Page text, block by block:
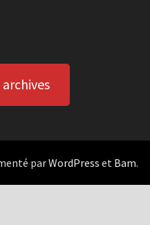
parWordPress et Bam.